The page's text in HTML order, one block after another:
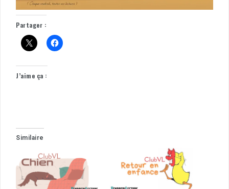
Partager :
J’aime ça :
Similaire